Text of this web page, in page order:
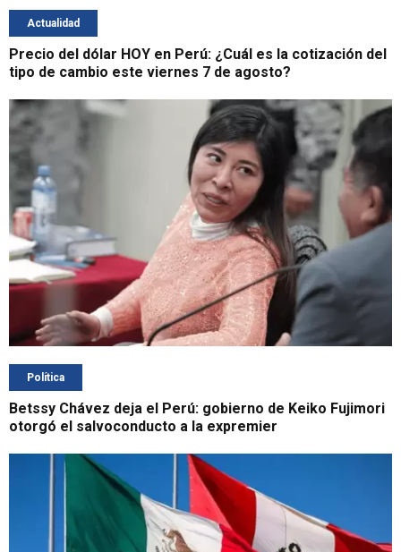
Actualidad
Precio del dólar HOY en Perú: ¿Cuál es la cotización del
tipo de cambio este viernes 7 de agosto?
Política
Betssy Chávez deja el Perú: gobierno de Keiko Fujimori
otorgó el salvoconducto a la expremier